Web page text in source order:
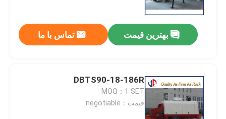
بهترین قیمت تماس با ما
DBTS90-18-186R
MOQ：1 SET
قیمت：negotiable